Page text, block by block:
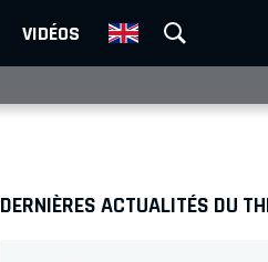
VIDÉOS
DERNIÈRES ACTUALITÉS DU